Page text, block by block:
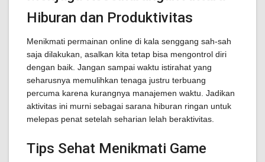
Hiburan dan Produktivitas
Menikmati permainan online di kala senggang sah-sah
saja dilakukan, asalkan kita tetap bisa mengontrol diri
dengan baik. Jangan sampai waktu istirahat yang
seharusnya memulihkan tenaga justru terbuang
percuma karena kurangnya manajemen waktu. Jadikan
aktivitas ini murni sebagai sarana hiburan ringan untuk
melepas penat setelah seharian lelah beraktivitas.
Tips Sehat Menikmati Game